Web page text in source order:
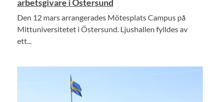
arbetsgivare i Östersund
Den 12 mars arrangerades Mötesplats Campus på
Mittuniversitetet i Östersund. Ljushallen fylldes av
ett...